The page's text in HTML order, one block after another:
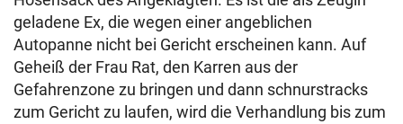
geladene Ex, die wegen einer angeblichen
Autopanne nicht bei Gericht erscheinen kann. Auf
Geheiß der Frau Rat, den Karren aus der
Gefahrenzone zu bringen und dann schnurstracks
zum Gericht zu laufen, wird die Verhandlung bis zum